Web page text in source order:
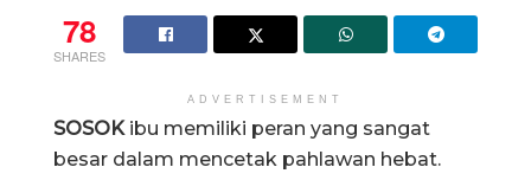
78
SHARES
ADVERTISEMENT
SOSOK ibu memiliki peran yang sangat
besar dalam mencetak pahlawan hebat.